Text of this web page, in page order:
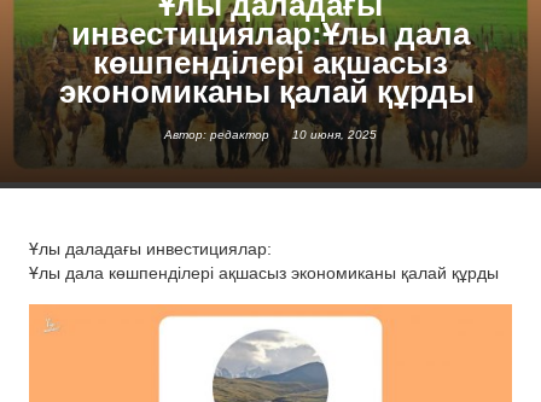
инвестициялар:Ұлы дала
көшпенділері ақшасыз
экономиканы қалай құрды
Автор: редактор 10 июня, 2025
Ұлы даладағы инвестициялар:
Ұлы дала көшпенділері ақшасыз экономиканы қалай құрды